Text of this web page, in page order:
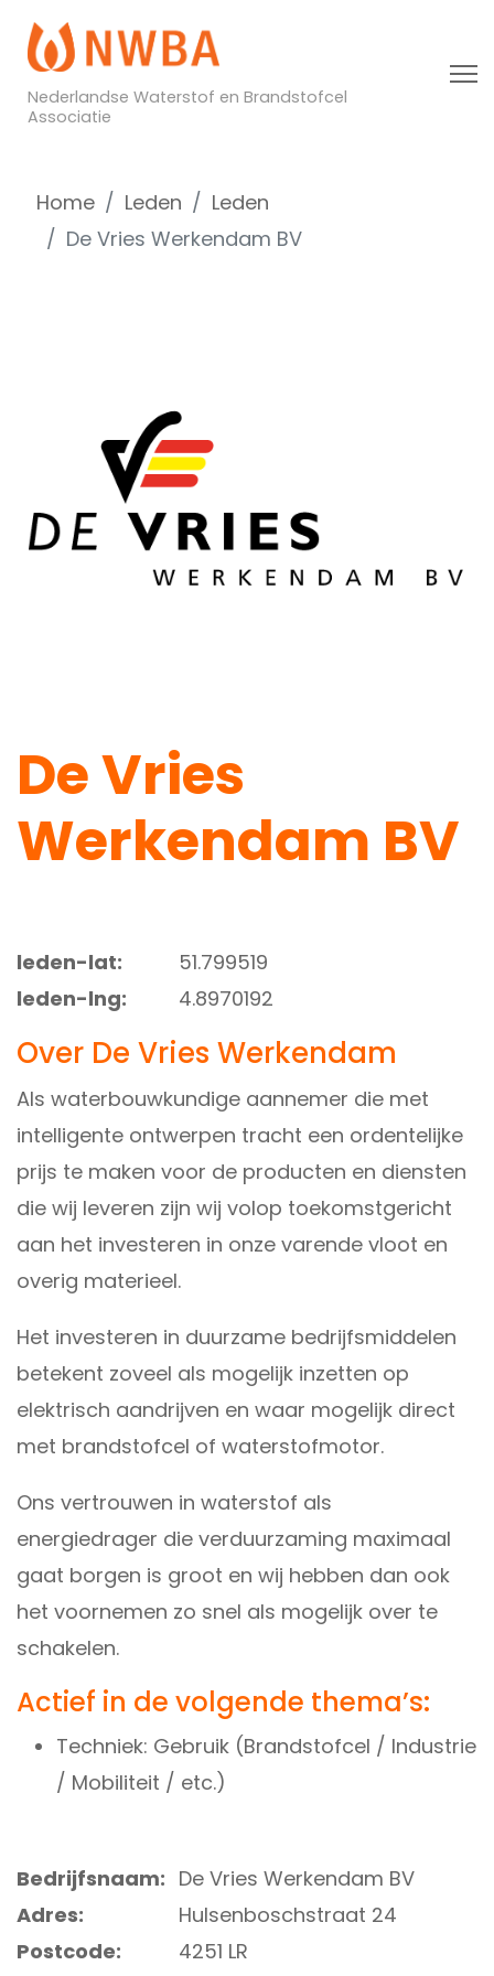
Nederlandse Waterstof en Brandstofcel
Associatie
Home Leden
Leden
De Vries Werkendam BV
De Vries
Werkendam BV
leden-lat:
51.799519
leden-lng:
4.8970192
Over De Vries Werkendam
Als waterbouwkundige aannemer die met
intelligente ontwerpen tracht een ordentelijke
prijs te maken voor de producten en diensten
die wij leveren zijn wij volop toekomstgericht
aan het investeren in onze varende vloot en
overig materieel.
Het investeren in duurzame bedrijfsmiddelen
betekent zoveel als mogelijk inzetten op
elektrisch aandrijven en waar mogelijk direct
met brandstofcel of waterstofmotor.
Ons vertrouwen in waterstof als
energiedrager die verduurzaming maximaal
gaat borgen is groot en wij hebben dan ook
het voornemen zo snel als mogelijk over te
schakelen.
Actief in de volgende thema’s:
Techniek: Gebruik (Brandstofcel / Industrie
/ Mobiliteit / etc.)
Bedrijfsnaam: De Vries Werkendam BV
Adres:
Hulsenboschstraat 24
Postcode:
4251 LR